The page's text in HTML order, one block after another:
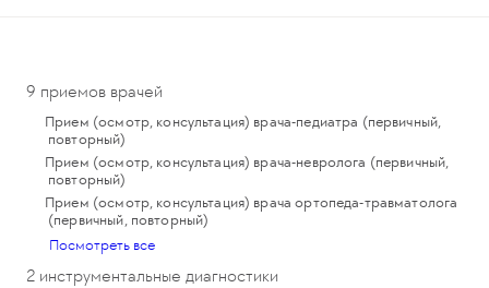
9 приемов врачей
Прием (осмотр, консультация) врача-педиатра (первичный,
повторный)
Прием (осмотр, консультация) врача-невролога (первичный,
повторный)
Прием (осмотр, консультация) врача ортопеда-травматолога
(первичный, повторный)
Посмотреть все
2 инструментальные диагностики